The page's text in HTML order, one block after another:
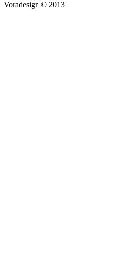
Voradesign © 2013